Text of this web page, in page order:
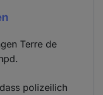
Terre de
polizeilich